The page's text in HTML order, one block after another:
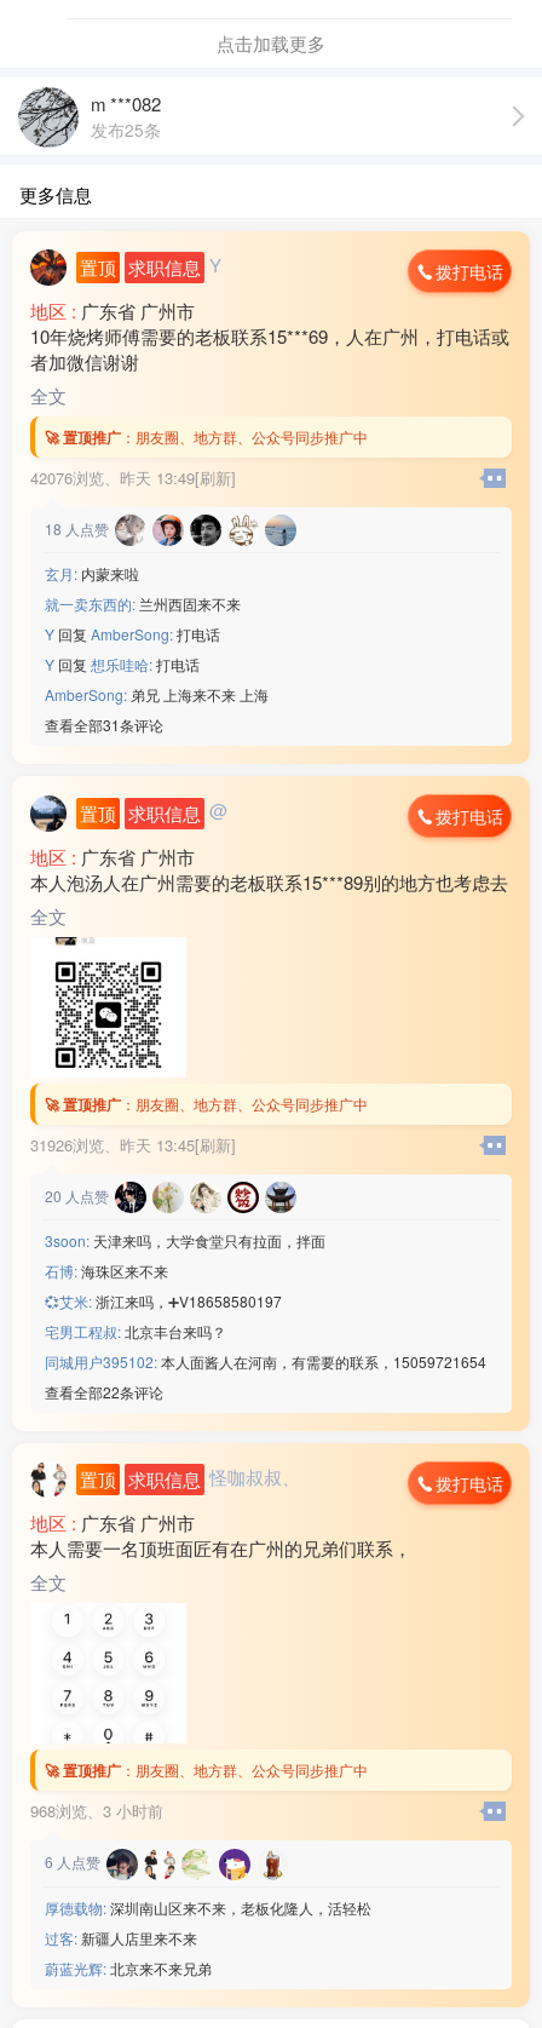
点击加载更多
m ***082
发布25条
更多信息
置顶 求职信息 Y 拨打电话
地区 : 广东省 广州市
10年烧烤师傅需要的老板联系15***69，人在广州，打电话或
者加微信谢谢
全文
🚀 置顶推广 ： 朋友圈、地方群、公众号同步推广中
42076浏览、 昨天 13:49[刷新]
18 人点赞
玄月: 内蒙来啦
就一卖东西的: 兰州西固来不来
Y 回复 AmberSong:打电话
Y 回复 想乐哇哈:打电话
AmberSong: 弟兄 上海来不来 上海
查看全部31条评论
置顶 求职信息 @ 拨打电话
地区 : 广东省 广州市
本人泡汤人在广州需要的老板联系15***89别的地方也考虑去
全文
🚀 置顶推广 ： 朋友圈、地方群、公众号同步推广中
31926浏览、 昨天 13:45[刷新]
20 人点赞
3soon: 天津来吗，大学食堂只有拉面，拌面
石博:海珠区来不来
💞艾米:浙江来吗，➕V18658580197
宅男工程叔:北京丰台来吗？
同城用户395102:本人面酱人在河南，有需要的联系，15059721654
查看全部22条评论
置顶 求职信息 怪咖叔叔、 拨打电话
地区 : 广东省 广州市
本人需要一名顶班面匠有在广州的兄弟们联系，
全文
🚀 置顶推广 ： 朋友圈、地方群、公众号同步推广中
968浏览、 3 小时前
6 人点赞
厚德载物:深圳南山区来不来，老板化隆人，活轻松
过客:新疆人店里来不来
蔚蓝光辉:北京来不来兄弟